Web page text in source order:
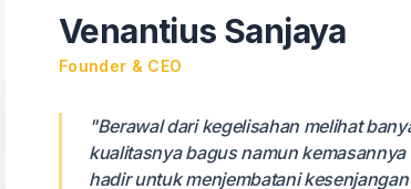
Venantius Sanjaya
Founder & CEO
"Berawal dari kegelisahan melihat
kualitasnya bagus namun
hadir untuk menjembatani